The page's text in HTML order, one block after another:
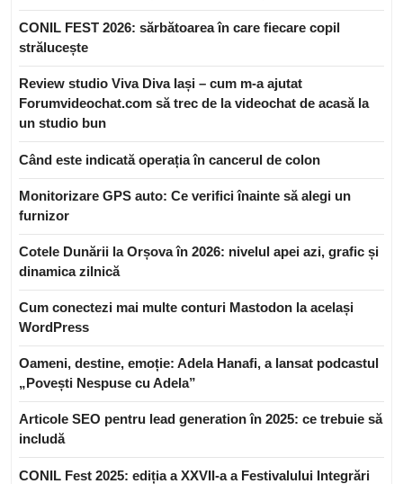
CONIL FEST 2026: sărbătoarea în care fiecare copil
strălucește
Review studio Viva Diva Iași – cum m-a ajutat
Forumvideochat.com să trec de la videochat de acasă la
un studio bun
Când este indicată operația în cancerul de colon
Monitorizare GPS auto: Ce verifici înainte să alegi un
furnizor
Cotele Dunării la Orșova în 2026: nivelul apei azi, grafic și
dinamica zilnică
Cum conectezi mai multe conturi Mastodon la același
WordPress
Oameni, destine, emoție: Adela Hanafi, a lansat podcastul
„Povești Nespuse cu Adela”
Articole SEO pentru lead generation în 2025: ce trebuie să
includă
CONIL Fest 2025: ediția a XXVII-a a Festivalului Integrări